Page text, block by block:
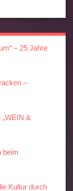
– 25 Jahre
–
&
beim
Kultur durch